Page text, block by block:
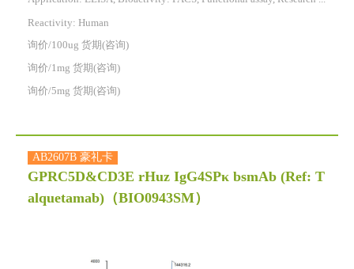
Reactivity: Human
询价/100ug 货期(咨询)
询价/1mg 货期(咨询)
询价/5mg 货期(咨询)
AB2607B 豪礼卡
GPRC5D&CD3E rHuz IgG4SPκ bsmAb (Ref: T
alquetamab) （BIO0943SM）